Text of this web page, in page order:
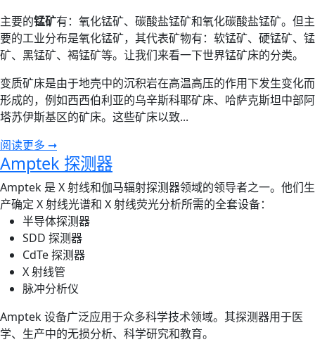
主要的锰矿有：氧化锰矿、碳酸盐锰矿和氧化碳酸盐锰矿。但主
要的工业分布是氧化锰矿，其代表矿物有：软锰矿、硬锰矿、锰
矿、黑锰矿、褐锰矿等。让我们来看一下世界锰矿床的分类。
变质矿床是由于地壳中的沉积岩在高温高压的作用下发生变化而
形成的，例如西西伯利亚的乌辛斯科耶矿床、哈萨克斯坦中部阿
塔苏伊斯基区的矿床。这些矿床以致...
阅读更多 ➞
Amptek 探测器
Amptek 是 X 射线和伽马辐射探测器领域的领导者之一。他们生
产确定 X 射线光谱和 X 射线荧光分析所需的全套设备：
半导体探测器
SDD 探测器
CdTe 探测器
X 射线管
脉冲分析仪
Amptek 设备广泛应用于众多科学技术领域。其探测器用于医
学、生产中的无损分析、科学研究和教育。